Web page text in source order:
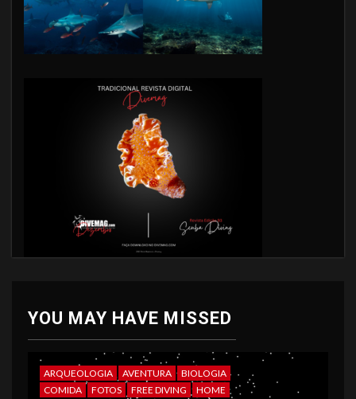
YOU MAY HAVE MISSED
ARQUEOLOGIA AVENTURA
BIOLOGIA
COMIDA
FOTOS FREE DIVING
HOME